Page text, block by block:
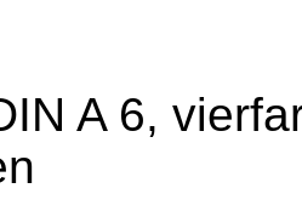
A 6,